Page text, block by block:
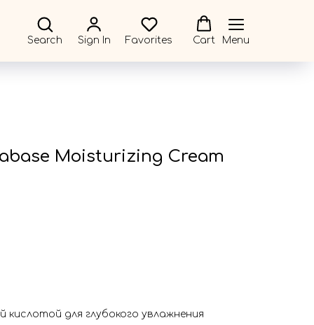
Search Sign In Favorites Cart Menu
Moisturizing Cream
кислотой для глубокого увлажнения